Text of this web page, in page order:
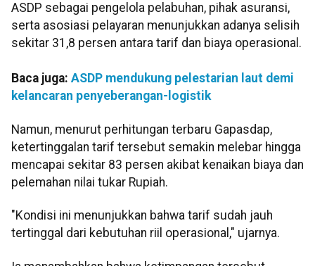
ASDP sebagai pengelola pelabuhan, pihak asuransi,
serta asosiasi pelayaran menunjukkan adanya selisih
sekitar 31,8 persen antara tarif dan biaya operasional.
Baca juga: ASDP mendukung pelestarian laut demi
kelancaran penyeberangan-logistik
Namun, menurut perhitungan terbaru Gapasdap,
ketertinggalan tarif tersebut semakin melebar hingga
mencapai sekitar 83 persen akibat kenaikan biaya dan
pelemahan nilai tukar Rupiah.
"Kondisi ini menunjukkan bahwa tarif sudah jauh
tertinggal dari kebutuhan riil operasional," ujarnya.